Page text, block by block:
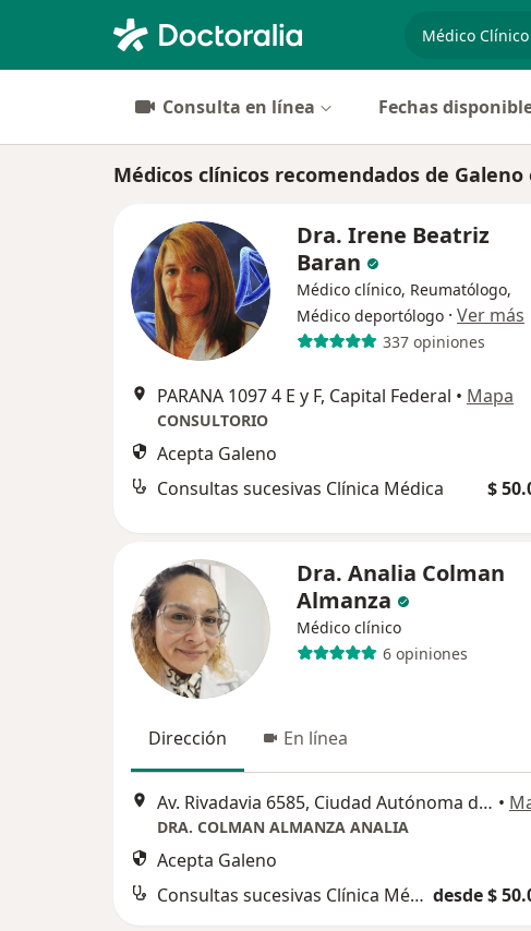
especialidad,
Consulta en línea Fechas
Médicos clínicos recomendados de
Dra. Irene Beatriz
Baran
Médico clínico, Reumatólogo,
Médico deportólogo · Ver más
337 opiniones
PARANA 1097 4 E y F, Capital Federal • Mapa
CONSULTORIO
Acepta Galeno
Consultas sucesivas Clínica Médica
$
Dra. Analia Colman
Almanza
Médico clínico
6 opiniones
Dirección En línea
Av. Rivadavia 6585, Ciudad Autónoma de Buenos Aires •
DRA. COLMAN ALMANZA ANALIA
Acepta Galeno
Consultas sucesivas Clínica Médica desde $